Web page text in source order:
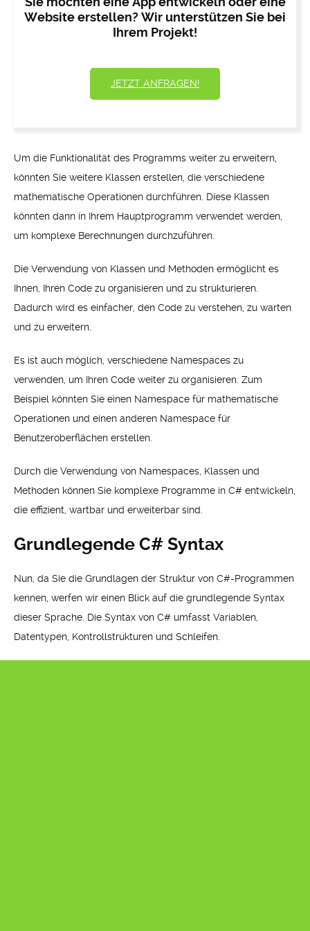
Website erstellen? Wir unterstützen Sie bei
Ihrem Projekt!
JETZT ANFRAGEN!
Um die Funktionalität des Programms weiter zu erweitern,
könnten Sie weitere Klassen erstellen, die verschiedene
mathematische Operationen durchführen. Diese Klassen
könnten dann in Ihrem Hauptprogramm verwendet werden,
um komplexe Berechnungen durchzuführen.
Die Verwendung von Klassen und Methoden ermöglicht es
Ihnen, Ihren Code zu organisieren und zu strukturieren.
Dadurch wird es einfacher, den Code zu verstehen, zu warten
und zu erweitern.
Es ist auch möglich, verschiedene Namespaces zu
verwenden, um Ihren Code weiter zu organisieren. Zum
Beispiel könnten Sie einen Namespace für mathematische
Operationen und einen anderen Namespace für
Benutzeroberflächen erstellen.
Durch die Verwendung von Namespaces, Klassen und
Methoden können Sie komplexe Programme in C# entwickeln,
die effizient, wartbar und erweiterbar sind.
Grundlegende C# Syntax
Nun, da Sie die Grundlagen der Struktur von C#-Programmen
kennen, werfen wir einen Blick auf die grundlegende Syntax
dieser Sprache. Die Syntax von C# umfasst Variablen,
Datentypen, Kontrollstrukturen und Schleifen.